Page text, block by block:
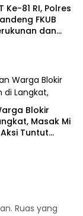
Ke-81 RI, Polres
FKUB
dan
Blokir
Masak Mi
Tuntut
Ruas yang